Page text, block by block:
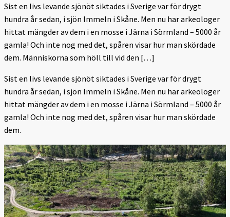
Sist en livs levande sjönöt siktades i Sverige var för drygt
hundra år sedan, i sjön Immeln i Skåne. Men nu har arkeologer
hittat mängder av dem i en mosse i Järna i Sörmland – 5000 år
gamla! Och inte nog med det, spåren visar hur man skördade
dem. Människorna som höll till vid den […]
Sist en livs levande sjönöt siktades i Sverige var för drygt
hundra år sedan, i sjön Immeln i Skåne. Men nu har arkeologer
hittat mängder av dem i en mosse i Järna i Sörmland – 5000 år
gamla! Och inte nog med det, spåren visar hur man skördade
dem.